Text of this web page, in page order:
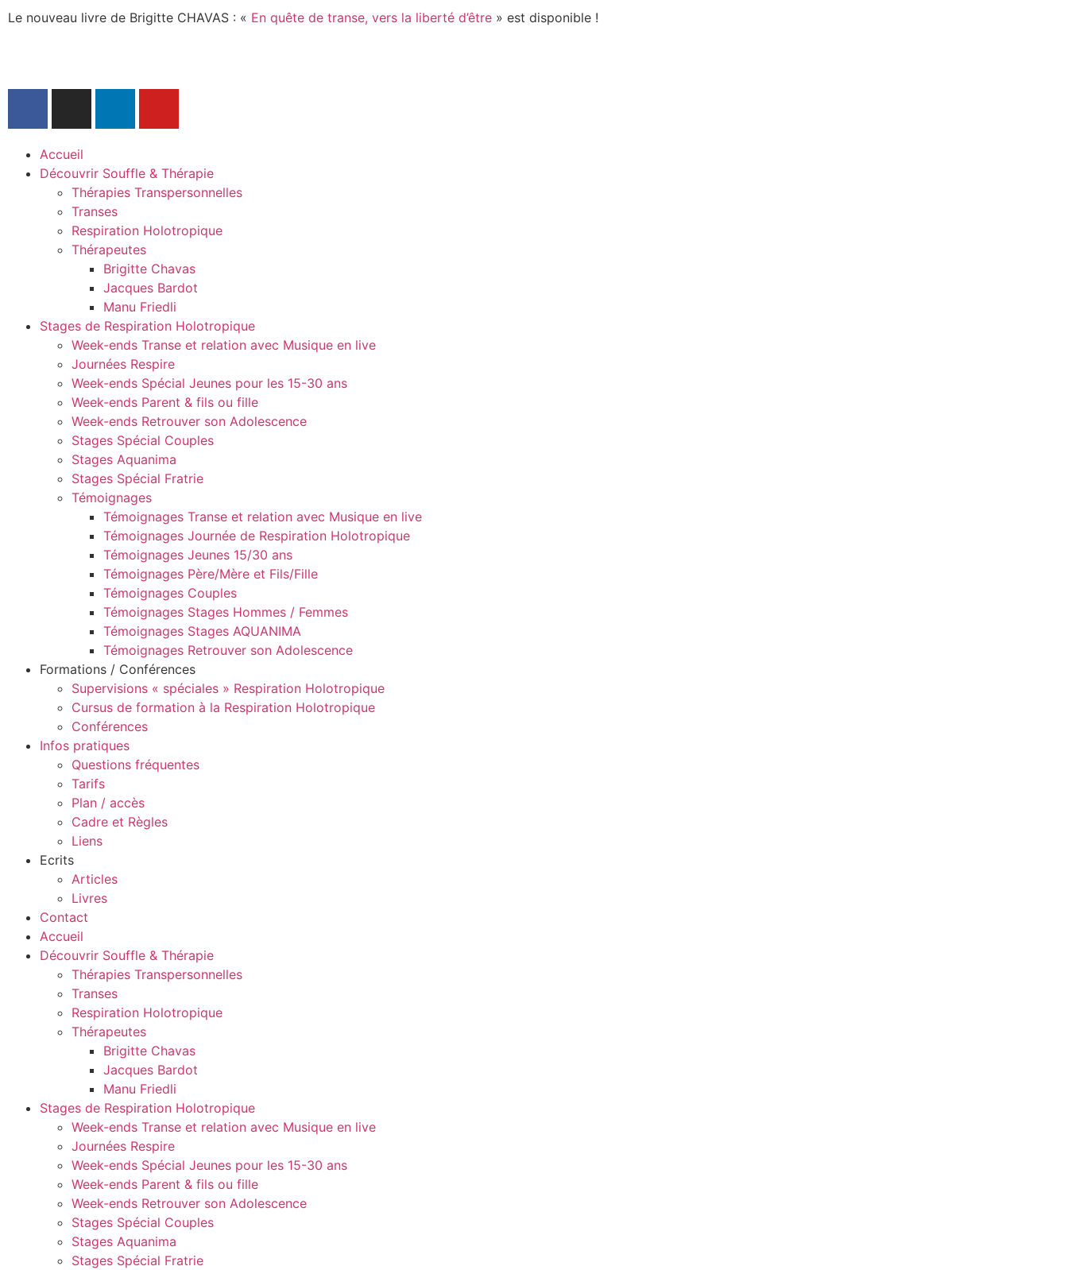
Le nouveau livre de Brigitte CHAVAS : « En quête de transe, vers la liberté d’être » est disponible !
Accueil
Découvrir Souffle & Thérapie
Thérapies Transpersonnelles
Transes
Respiration Holotropique
Thérapeutes
Brigitte Chavas
Jacques Bardot
Manu Friedli
Stages de Respiration Holotropique
Week-ends Transe et relation avec Musique en live
Journées Respire
Week-ends Spécial Jeunes pour les 15-30 ans
Week-ends Parent & fils ou fille
Week-ends Retrouver son Adolescence
Stages Spécial Couples
Stages Aquanima
Stages Spécial Fratrie
Témoignages
Témoignages Transe et relation avec Musique en live
Témoignages Journée de Respiration Holotropique
Témoignages Jeunes 15/30 ans
Témoignages Père/Mère et Fils/Fille
Témoignages Couples
Témoignages Stages Hommes / Femmes
Témoignages Stages AQUANIMA
Témoignages Retrouver son Adolescence
Formations / Conférences
Supervisions « spéciales » Respiration Holotropique
Cursus de formation à la Respiration Holotropique
Conférences
Infos pratiques
Questions fréquentes
Tarifs
Plan / accès
Cadre et Règles
Liens
Ecrits
Articles
Livres
Contact
Accueil
Découvrir Souffle & Thérapie
Thérapies Transpersonnelles
Transes
Respiration Holotropique
Thérapeutes
Brigitte Chavas
Jacques Bardot
Manu Friedli
Stages de Respiration Holotropique
Week-ends Transe et relation avec Musique en live
Journées Respire
Week-ends Spécial Jeunes pour les 15-30 ans
Week-ends Parent & fils ou fille
Week-ends Retrouver son Adolescence
Stages Spécial Couples
Stages Aquanima
Stages Spécial Fratrie